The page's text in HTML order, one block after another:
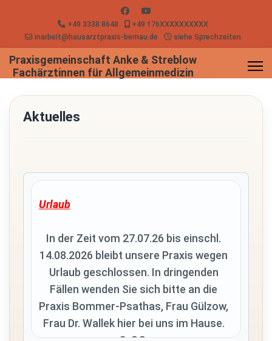
+49 3338 8648
+49 176XXXXXXXXXX
inarbeit@hausarztpraxis-bernau.de
siehe Sprechzeiten
Aktuelles
Urlaub
In der Zeit vom 27.07.26 bis einschl.
14.08.2026 bleibt unsere Praxis wegen
Urlaub geschlossen. In dringenden
Fällen wenden Sie sich bitte an die
Praxis Bommer-Psathas, Frau Gülzow,
Frau Dr. Wallek hier bei uns im Hause.
3. OG.